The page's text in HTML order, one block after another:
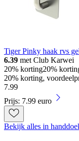
Tiger Pinky haak rvs
6.39 met Club Karwei
20% korting20%
20% korting,
7.99
Prijs: 7.99 euro
Bekijk alles in